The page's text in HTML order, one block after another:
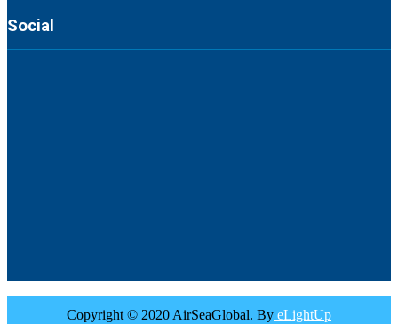
Social
Copyright © 2020 AirSeaGlobal. By eLightUp